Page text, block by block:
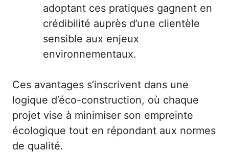
adoptant ces pratiques gagnent en
crédibilité auprès d’une clientèle
sensible aux enjeux
environnementaux.
Ces avantages s’inscrivent dans une
logique d’éco-construction, où chaque
projet vise à minimiser son empreinte
écologique tout en répondant aux normes
de qualité.